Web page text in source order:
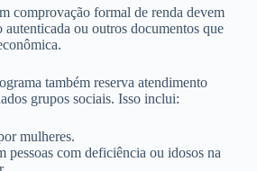
comprovação formal de renda devem
autenticada ou outros documentos que
também reserva atendimento
grupos sociais. Isso inclui:
mulheres.
pessoas com deficiência ou idosos na